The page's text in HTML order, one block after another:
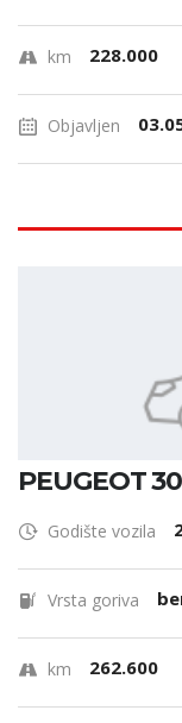
km 228.000
Objavljen
PEUGEOT
Godište vozila
Vrsta goriva
km 262.600